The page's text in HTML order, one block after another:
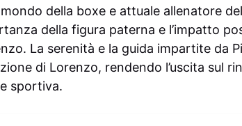
mondo della boxe e attuale allenatore
della figura paterna e l’impatto
La serenità e la guida impartite da
di Lorenzo, rendendo l’uscita sul
sportiva.